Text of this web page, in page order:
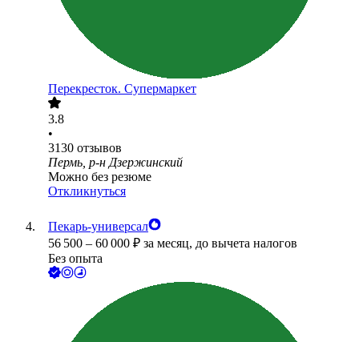
Перекресток. Супермаркет
3.8
•
3130 отзывов
Пермь, р-н Дзержинский
Можно без резюме
Откликнуться
Пекарь-универсал
56 500 – 60 000 ₽ за месяц, до вычета налогов
Без опыта